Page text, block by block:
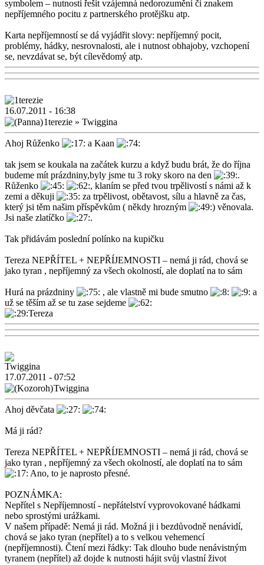
symbolem – nutnosti řešit vzájemná nedorozumění či znakem
nepříjemného pocitu z partnerského protějšku atp.
Karta nepříjemností se dá vyjádřit slovy: nepříjemný pocit,
problémy, hádky, nesrovnalosti, ale i nutnost obhajoby, vzchopení
se, nevzdávat se, být cílevědomý atp.
16.07.2011 - 16:38
1terezie » Twiggina
Ahoj Růženko a Kaan
tak jsem se koukala na začátek kurzu a když budu brát, že do října
budeme mít prázdniny,byly jsme tu 3 roky skoro na den
.
Růženko
, klaním se před tvou trpělivostí s námi až k
zemi a děkuji
za trpělivost, obětavost, sílu a hlavně za čas,
který jsi těm našim příspěvkům ( někdy hrozným
) věnovala.
Jsi naše zlatíčko
.
Tak přidávám poslední polínko na kupičku
Tereza NEPŘÍTEL + NEPŘÍJEMNOSTI – nemá ji rád, chová se
jako tyran , nepříjemný za všech okolností, ale doplatí na to sám
Hurá na prázdniny , ale vlastně mi bude smutno
a
už se těším až se tu zase sejdeme
Tereza
17.07.2011 - 07:52
Twiggina
Ahoj děvčata
Má ji rád?
Tereza NEPŘÍTEL + NEPŘÍJEMNOSTI – nemá ji rád, chová se
jako tyran , nepříjemný za všech okolností, ale doplatí na to sám
Ano, to je naprosto přesné.
POZNÁMKA:
Nepřítel s Nepříjemností - nepřátelství vyprovokované hádkami
nebo sprostými urážkami.
V našem případě: Nemá ji rád. Možná ji i bezdůvodně nenávidí,
chová se jako tyran (nepřítel) a to s velkou vehemencí
(nepříjemnosti). Čtení mezi řádky: Tak dlouho bude nenávistným
tyranem (nepřítel) až dojde k nutnosti hájit svůj vlastní život